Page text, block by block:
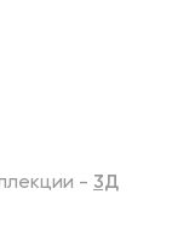
- 3Д